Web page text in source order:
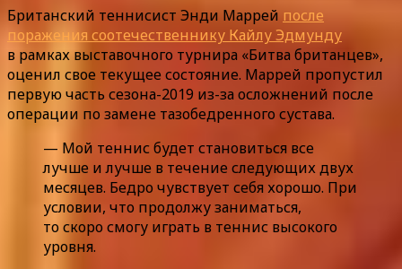
Британский теннисист Энди Маррей после
поражения соотечественнику Кайлу Эдмунду
в рамках выставочного турнира «Битва британцев»,
оценил свое текущее состояние. Маррей пропустил
первую часть сезона-2019 из-за осложнений после
операции по замене тазобедренного сустава.
— Мой теннис будет становиться все
лучше и лучше в течение следующих двух
месяцев. Бедро чувствует себя хорошо. При
условии, что продолжу заниматься,
то скоро смогу играть в теннис высокого
уровня.